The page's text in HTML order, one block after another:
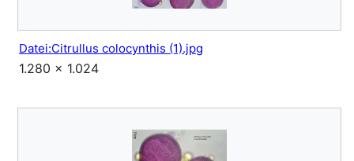
Datei:Citrullus colocynthis (1).jpg
1.280 × 1.024